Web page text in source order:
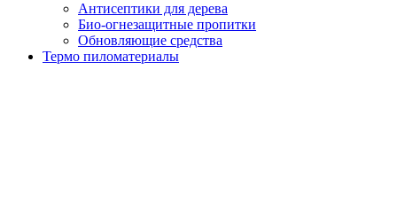
Антисептики для дерева
Био-огнезащитные пропитки
Обновляющие средства
Термо пиломатериалы